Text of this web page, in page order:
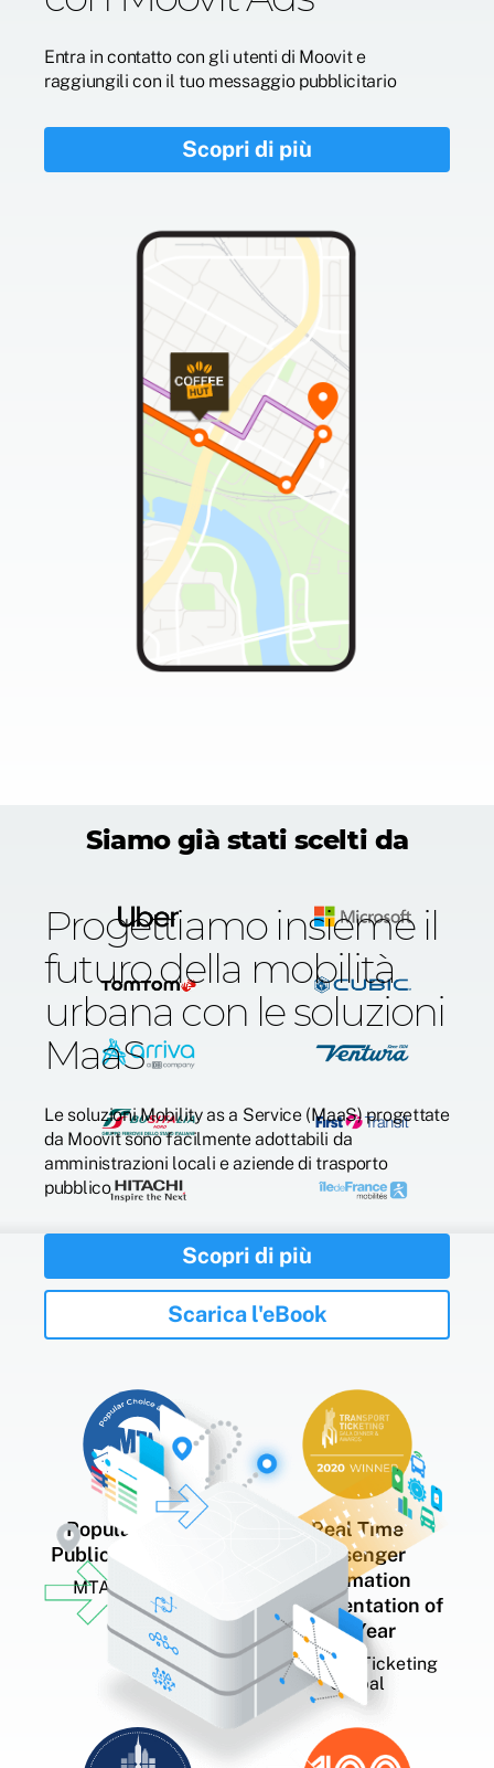
Entra in contatto con gli utenti di Moovit e
raggiungili con il tuo messaggio pubblicitario
Scopri di più
Progettiamo insieme il
futuro della mobilità
urbana con le soluzioni
MaaS
Le soluzioni Mobility as a Service (MaaS) progettate
da Moovit sono facilmente adottabili da
amministrazioni locali e aziende di trasporto
pubblico
Scopri di più
Scarica l'eBook
Affidati all'app Moovit per
potenziare il tuo business
Le inserzioni geolocalizzate ti permettono di
raggiungere i clienti giusti, nel momento giusto,
al posto giusto
Siamo già stati scelti da
Premi e riconoscimenti
Popular Choice
Public Transit App
MTA App Quest
Real Time
Passenger
Information
Implementation of
the Year
Transport Ticketing
Global